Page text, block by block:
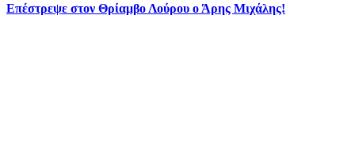
Επέστρεψε στον Θρίαμβο Λούρου ο Άρης Μιχάλης!